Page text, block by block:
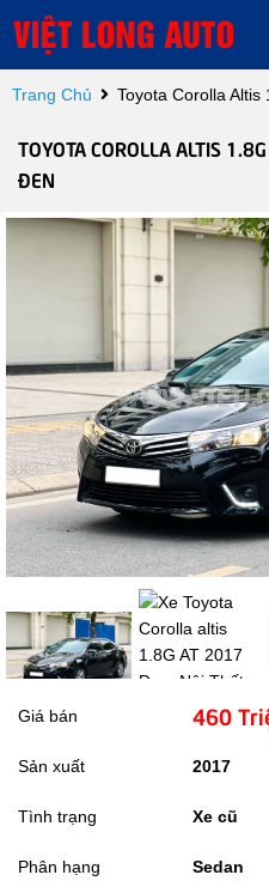
Trang Chủ Toyota Corolla
TOYOTA COROLLA ALTIS
ĐEN
Giá bán 460
Sản xuất 2017
Tình trạng Xe cũ
Phân hạng Sedan